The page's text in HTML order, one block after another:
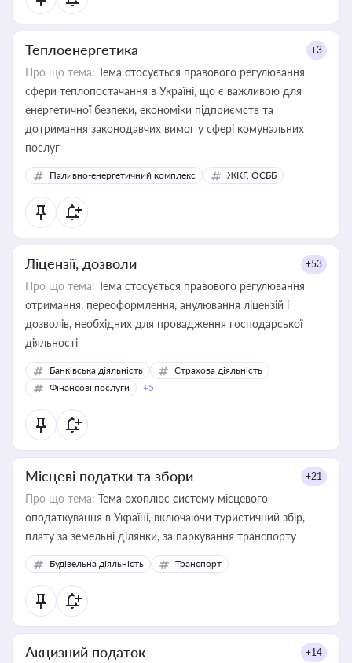
Теплоенергетика +3
Про що тема: Тема стосується правового регулювання
сфери теплопостачання в Україні, що є важливою для
енергетичної безпеки, економіки підприємств та
дотримання законодавчих вимог у сфері комунальних
послуг
Паливно-енергетичний комплекс ЖКГ, ОСББ
Ліцензії, дозволи +53
Про що тема: Тема стосується правового регулювання
отримання, переоформлення, анулювання ліцензій і
дозволів, необхідних для провадження господарської
діяльності
Банківська діяльність
Страхова діяльність
Фінансові послуги
+5
Місцеві податки та збори +21
Про що тема: Тема охоплює систему місцевого
оподаткування в Україні, включаючи туристичний збір,
плату за земельні ділянки, за паркування транспорту
Будівельна діяльність Транспорт
Акцизний податок +14